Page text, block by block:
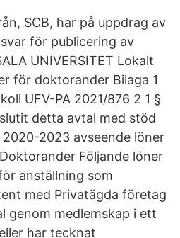
SCB, har på uppdrag av
för publicering av
UNIVERSITET Lokalt
för doktorander Bilaga 1
UFV-PA 2021/876 2 1 §
detta avtal med stöd
2020-2023 avseende löner
Följande löner
anställning som
med Privatägda företag
genom medlemskap i ett
har tecknat